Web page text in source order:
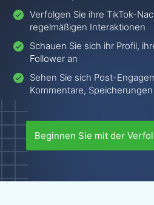
Verfolgen Sie ihre TikTok-
regelmäßigen Interaktionen
Schauen Sie sich ihr Profil,
Follower an
Sehen Sie sich Post-
Kommentare,
Beginnen Sie mit der